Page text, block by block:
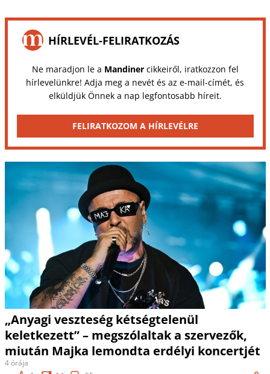
HÍRLEVÉL-FELIRATKOZÁS
Ne maradjon le a Mandinercikkeiről, iratkozzon fel
hírlevelünkre! Adja meg a nevét és az e-mail-címét, és
elküldjük Önnek a nap legfontosabb híreit.
FELIRATKOZOM A HÍRLEVÉLRE
„Anyagi veszteség kétségtelenül
keletkezett” – megszólaltak a szervezők,
miután Majka lemondta erdélyi koncertjét
4 órája